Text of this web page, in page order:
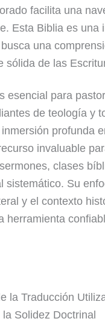
facilita una
Esta Biblia es una
una
sólida de las
esencial para
de teología y
profunda
invaluable
clases
sistemático. Su
y el contexto
herramienta
la Traducción
Solidez Doctrinal